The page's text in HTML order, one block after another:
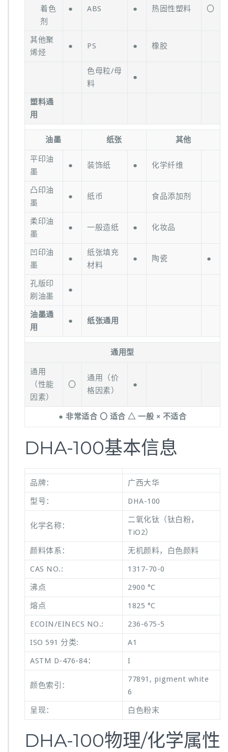
着色
剂
● ABS ● 热固性塑料 〇
其他聚
烯烃
● PS ● 橡胶
色母粒/母
料
●
塑料通
用
油墨 纸张 其他
平印油
墨
● 装饰纸 ● 化学纤维
凸印油
墨
● 纸币 食品添加剂
柔印油
墨
● 一般造纸 ● 化妆品
凹印油
墨
●
纸张填充
材料
● 陶瓷 ●
孔版印
刷油墨
●
油墨通
用
● 纸张通用
通用型
通用
（性能
因素）
〇
通用（价
格因素）
●
● 非常适合 〇 适合 △ 一般 × 不适合
DHA-100基本信息
品牌：
广西大华
型号：
DHA-100
化学名称：
二氧化钛（钛白粉，
TiO2）
颜料体系：
无机颜料，白色颜料
CAS NO.:
1317-70-0
沸点
2900 °C
熔点
1825 °C
ECOIN/EINECS NO.:
236-675-5
ISO 591 分类:
A1
ASTM D-476-84：
I
颜色索引：
77891, pigment white
6
呈现：
白色粉末
DHA-100物理/化学属性